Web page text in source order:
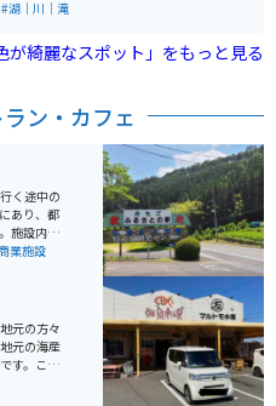
修行したと伝えられています。日本百名
のが神とされ、崇められてきた石鎚山
ら10日までの期間
開き」が開催され、全国から修験者や
す。秋には美しい紅葉が見られます。こ
久万高原町にまたがっており、登山やト
キーなどのアウトドア活動の場としても
。冬季は通行止めの道路があります。
す。この美しい水は、2010年に国の水
#湖｜川｜滝
が綺麗なスポット」をもっと見る
ン・カフェ
く途中の
あり、都
施設内で
新鮮な
ありま
が休みと
ますの
ます。
好で
業施設
元の方々
元の海産
す。ここ
方この海